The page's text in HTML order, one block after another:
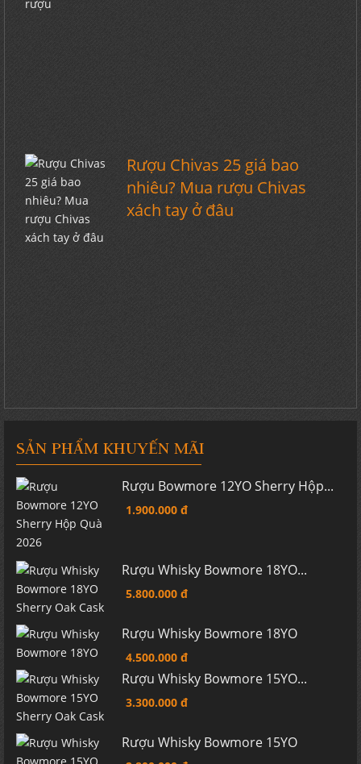
Rượu Chivas 25 giá bao
nhiêu? Mua rượu Chivas
xách tay ở đâu
SẢN PHẨM KHUYẾN MÃI
Rượu Bowmore 12YO Sherry Hộp...
1.900.000 đ
Rượu Whisky Bowmore 18YO...
5.800.000 đ
Rượu Whisky Bowmore 18YO
4.500.000 đ
Rượu Whisky Bowmore 15YO...
3.300.000 đ
Rượu Whisky Bowmore 15YO